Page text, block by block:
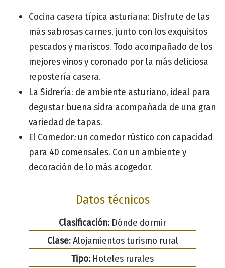
Cocina casera típica asturiana: Disfrute de las
más sabrosas carnes, junto con los exquisitos
pescados y mariscos. Todo acompañado de los
mejores vinos y coronado por la más deliciosa
repostería casera.
La Sidrería: de ambiente asturiano, ideal para
degustar buena sidra acompañada de una gran
variedad de tapas.
El Comedor:un comedor rústico con capacidad
para 40 comensales. Con un ambiente y
decoración de lo más acogedor.
Datos técnicos
Clasificación: Dónde dormir
Clase:Alojamientos turismo rural
Tipo: Hoteles rurales